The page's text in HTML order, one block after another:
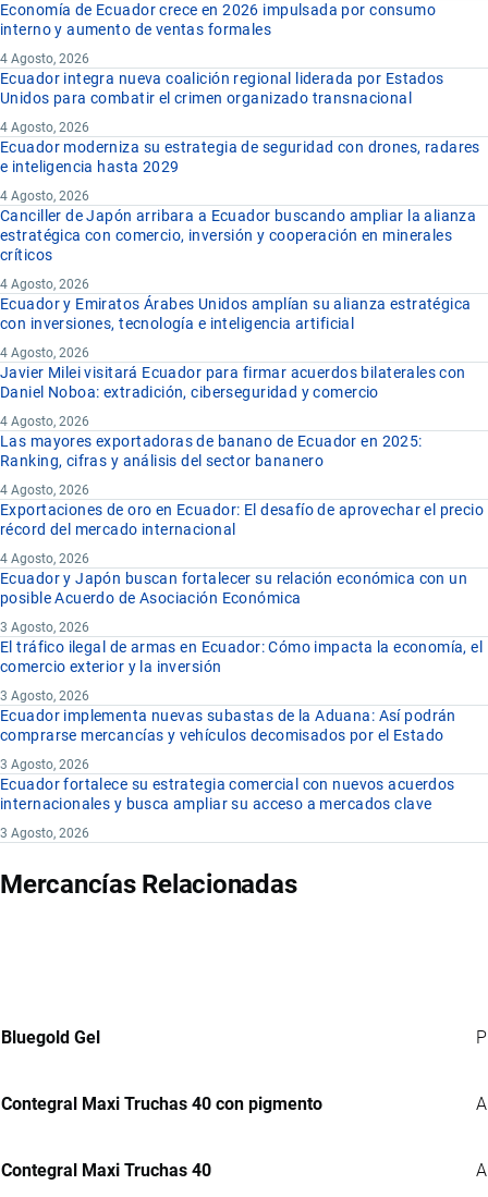
Economía de Ecuador crece en 2026 impulsada por consumo
interno y aumento de ventas formales
4 Agosto, 2026
Ecuador integra nueva coalición regional liderada por Estados
Unidos para combatir el crimen organizado transnacional
4 Agosto, 2026
Ecuador moderniza su estrategia de seguridad con drones, radares
e inteligencia hasta 2029
4 Agosto, 2026
Canciller de Japón arribara a Ecuador buscando ampliar la alianza
estratégica con comercio, inversión y cooperación en minerales
críticos
4 Agosto, 2026
Ecuador y Emiratos Árabes Unidos amplían su alianza estratégica
con inversiones, tecnología e inteligencia artificial
4 Agosto, 2026
Javier Milei visitará Ecuador para firmar acuerdos bilaterales con
Daniel Noboa: extradición, ciberseguridad y comercio
4 Agosto, 2026
Las mayores exportadoras de banano de Ecuador en 2025:
Ranking, cifras y análisis del sector bananero
4 Agosto, 2026
Exportaciones de oro en Ecuador: El desafío de aprovechar el precio
récord del mercado internacional
4 Agosto, 2026
Ecuador y Japón buscan fortalecer su relación económica con un
posible Acuerdo de Asociación Económica
3 Agosto, 2026
El tráfico ilegal de armas en Ecuador: Cómo impacta la economía, el
comercio exterior y la inversión
3 Agosto, 2026
Ecuador implementa nuevas subastas de la Aduana: Así podrán
comprarse mercancías y vehículos decomisados por el Estado
3 Agosto, 2026
Ecuador fortalece su estrategia comercial con nuevos acuerdos
internacionales y busca ampliar su acceso a mercados clave
3 Agosto, 2026
Mercancías Relacionadas
Bluegold Gel
Contegral Maxi Truchas 40 con pigmento
Contegral Maxi Truchas 40